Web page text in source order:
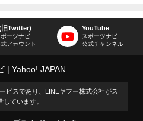
旧Twitter)
ポーツナビ
アカウント
YouTube
スポーツナビ
公式チャンネル
Yahoo! JAPAN
ビスであり、LINEヤフー株式会社がス
ています。